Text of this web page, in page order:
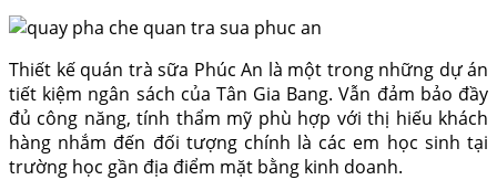
Thiết kế quán trà sữa Phúc An là một trong những dự án
tiết kiệm ngân sách của Tân Gia Bang. Vẫn đảm bảo đầy
đủ công năng, tính thẩm mỹ phù hợp với thị hiếu khách
hàng nhắm đến đối tượng chính là các em học sinh tại
trường học gần địa điểm mặt bằng kinh doanh.